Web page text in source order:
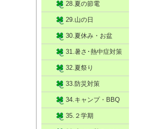
28.夏の節電
29.山の日
30.夏休み・お盆
31.暑さ･熱中症対策
32.夏祭り
33.防災対策
34.キャンプ・BBQ
35.２学期